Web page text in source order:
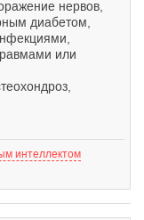
нервов,
диабетом,
или
интеллектом